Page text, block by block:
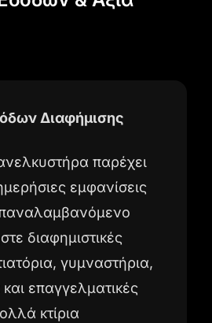
Διαφήμισης
παρέχει
εμφανίσεις
διαφημιστικές
γυμναστήρια,
επαγγελματικές
κτίρια